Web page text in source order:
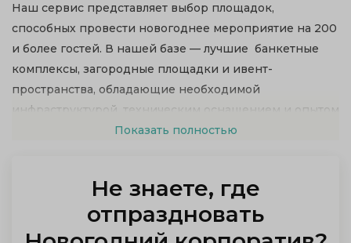
Наш сервис представляет выбор площадок,
способных провести новогоднее мероприятие на 200
и более гостей. В нашей базе — лучшие банкетные
комплексы, загородные площадки и ивент-
пространства, обладающие необходимой
инфраструктурой, техническим оснащением и опытом
для реализации проектов такого масштаба.
Показать полностью
Не знаете, где
отпраздновать